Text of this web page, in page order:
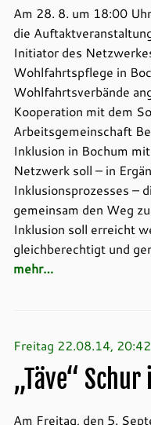
Am 28. 8. um 18:00
die
Initiator des
Wohlfahrtspflege in
Wohlfahrtsverbände
Kooperation mit dem
Arbeitsgemeinschaft
Inklusion in Bochum
Netzwerk soll – in
Inklusionsprozesses –
gemeinsam den Weg
Inklusion soll erreicht
gleichberechtigt und
mehr…
Freitag 22.08.14,
„Täve“
Am Freitag, den 5.